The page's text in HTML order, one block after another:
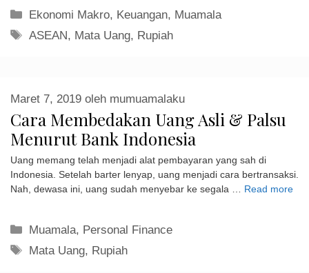
Kategori
Ekonomi Makro, Keuangan, Muamala
Tag
ASEAN, Mata Uang, Rupiah
Cara Membedakan Uang Asli & Palsu
Menurut Bank Indonesia
Maret 7, 2019 oleh mumuamalaku
Uang memang telah menjadi alat pembayaran yang sah di
Indonesia. Setelah barter lenyap, uang menjadi cara bertransaksi.
Nah, dewasa ini, uang sudah menyebar ke segala … Read more
Kategori
Muamala, Personal Finance
Tag
Mata Uang, Rupiah